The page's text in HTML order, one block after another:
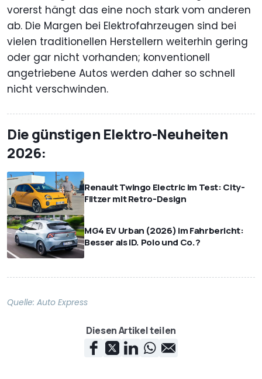
vorerst hängt das eine noch stark vom anderen
ab. Die Margen bei Elektrofahrzeugen sind bei
vielen traditionellen Herstellern weiterhin gering
oder gar nicht vorhanden; konventionell
angetriebene Autos werden daher so schnell
nicht verschwinden.
Die günstigen Elektro-Neuheiten
2026:
Renault Twingo Electric im Test: City-
Flitzer mit Retro-Design
MG4 EV Urban (2026) im Fahrbericht:
Besser als ID. Polo und Co.?
Quelle: Auto Express
Diesen Artikel teilen